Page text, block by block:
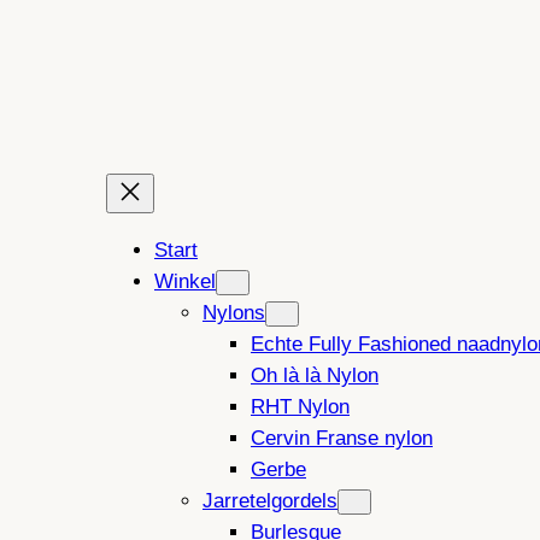
Start
Winkel
Nylons
Echte Fully Fashioned
Oh là là Nylon
RHT Nylon
Cervin Franse nylon
Gerbe
Jarretelgordels
Burlesque